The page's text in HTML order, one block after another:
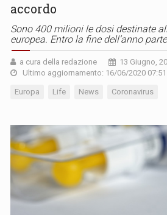
accordo
Sono 400 milioni le dosi destinate
europea. Entro la fine dell’anno
a cura della redazione
13 Giugno,
Ultimo aggiornamento: 16/06/2020 07:51
Europa Life News Coronavirus